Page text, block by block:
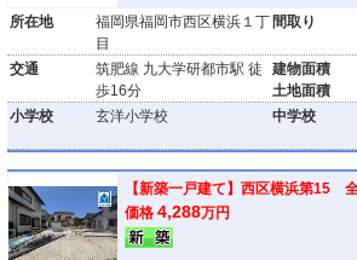
所在地
福岡県福岡市西区横浜１丁
目
間取り
交通
筑肥線 九大学研都市駅 徒
歩16分
建物面積
土地面積
小学校 玄洋小学校 中学校
価格 4,288万円